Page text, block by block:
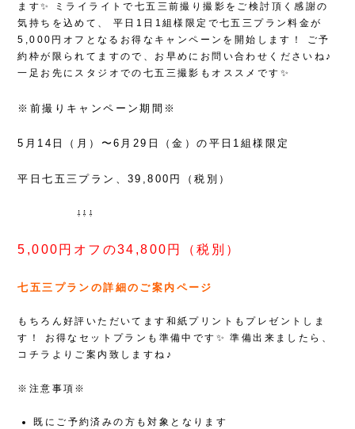
ます✨
ミライライトで七五三前撮り撮影をご検討頂く感謝の
気持ちを込めて、
平日1日1組様限定で七五三プラン料金が
5,000円オフとなるお得なキャンペーンを開始します！
ご予
約枠が限られてますので、お早めにお問い合わせくださいね♪
一足お先にスタジオでの七五三撮影もオススメです✨
※前撮りキャンペーン期間※
5月14日（月）〜6月29日（金）の平日1組様限定
平日七五三プラン、39,800円（税別）
⇩⇩⇩
5,000円オフの34,800円（税別）
七五三プランの詳細のご案内ページ
もちろん好評いただいてます和紙プリントもプレゼントしま
す！
お得なセットプランも準備中です✨ 準備出来ましたら、
コチラよりご案内致しますね♪
※注意事項※
既にご予約済みの方も対象となります